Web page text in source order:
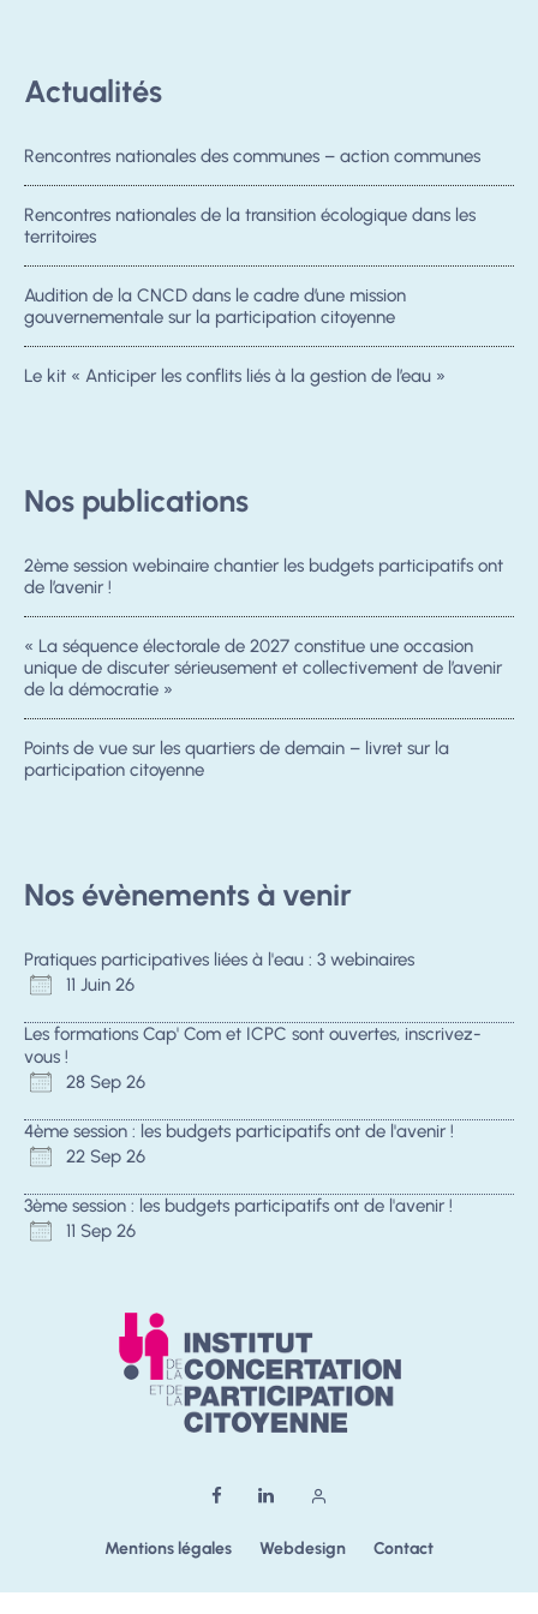
adhérent.es
– Si en présentiel, déplacements et
non adhérent.es
1200 euros pour
une journée, 12 personnes- Si en
annexes à prendre en charge
Au tarif de 1000 euros.
participation
Intégrer la question de genre dans la
participation
L’évaluation de la participation
La place du numérique dans la
participation
L’ICPC peut aussi intervenir dans vos
autour des actus et enjeux de la
participation au prix de 500 euros
TTC pour 2 heures environ
Les formations Cap’
ouvertes, inscrivez-
vous !
Actualités
Rencontres nationales des communes – action communes
Rencontres nationales de la transition écologique dans les
territoires
Audition de la CNCD dans le cadre d’une mission
gouvernementale sur la participation citoyenne
Le kit « Anticiper les conflits liés à la gestion de l’eau »
Nos publications
2ème session webinaire chantier les budgets participatifs ont
de l’avenir !
« La séquence électorale de 2027 constitue une occasion
unique de discuter sérieusement et collectivement de l’avenir
de la démocratie »
Points de vue sur les quartiers de demain – livret sur la
participation citoyenne
Nos évènements à venir
Pratiques participatives liées à l'eau : 3 webinaires
11 Juin 26
Les formations Cap' Com et ICPC sont ouvertes, inscrivez-
vous !
28 Sep 26
4ème session : les budgets participatifs ont de l'avenir !
22 Sep 26
3ème session : les budgets participatifs ont de l'avenir !
11 Sep 26
Mentions légales Webdesign Contact